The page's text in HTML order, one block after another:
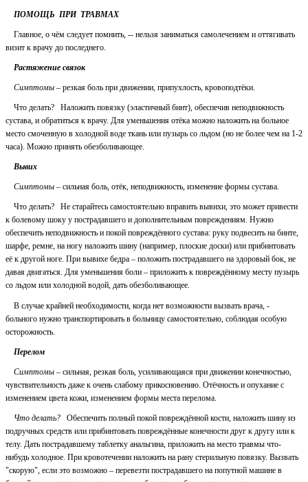
ПОМОЩЬ ПРИ ТРАВМАХ
Главное, о чём следует помнить, -- нельзя заниматься самолечением и оттягивать
визит к врачу до последнего.
Растяжение связок
Симптомы – резкая боль при движении, припухлость, кровоподтёки.
Что делать? Наложить повязку (эластичный бинт), обеспечив неподвижность
сустава, и обратиться к врачу. Для уменьшения отёка можно наложить на больное
место смоченную в холодной воде ткань или пузырь со льдом (но не более чем на 1-2
часа). Можно принять обезболивающее.
Вывих
Симптомы – сильная боль, отёк, неподвижность, изменение формы сустава.
Что делать? Не старайтесь самостоятельно вправить вывихи, это может привести
к болевому шоку у пострадавшего и дополнительным повреждениям. Нужно
обеспечить неподвижность и покой повреждённого сустава: руку подвесить на бинте,
шарфе, ремне, на ногу наложить шину (например, плоские доски) или прибинтовать
её к другой ноге. При вывихе бедра – положить пострадавшего на здоровый бок, не
давая двигаться. Для уменьшения боли – приложить к повреждённому месту пузырь
со льдом или холодной водой, дать обезболивающее.
В случае крайней необходимости, когда нет возможности вызвать врача, -
больного нужно транспортировать в больницу самостоятельно, соблюдая особую
осторожность.
Перелом
Симптомы – сильная, резкая боль, усиливающаяся при движении конечностью,
чувствительность даже к очень слабому прикосновению. Отёчность и опухание с
изменением цвета кожи, изменением формы места перелома.
Что делать?
Обеспечить полный покой повреждённой кости, наложить шину из
подручных средств или прибинтовать повреждённые конечности друг к другу или к
телу. Дать пострадавшему таблетку анальгина, приложить на место травмы что-
нибудь холодное. При кровотечении наложить на рану стерильную повязку. Вызвать
"скорую", если это возможно – перевезти пострадавшего на попутной машине в